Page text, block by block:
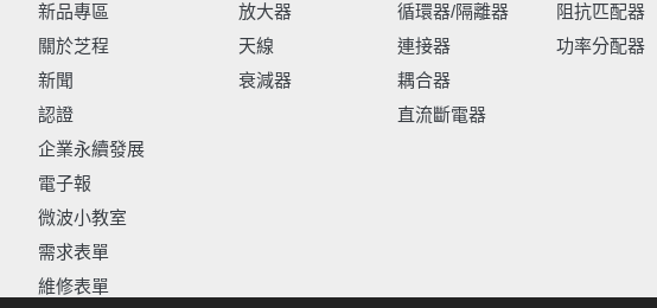
新品專區
關於芝程
新聞
認證
企業永續發展
電子報
微波小教室
需求表單
維修表單
放大器
天線
衰減器
循環器/隔離器
連接器
耦合器
直流斷電器
阻抗匹配器
功率分配器